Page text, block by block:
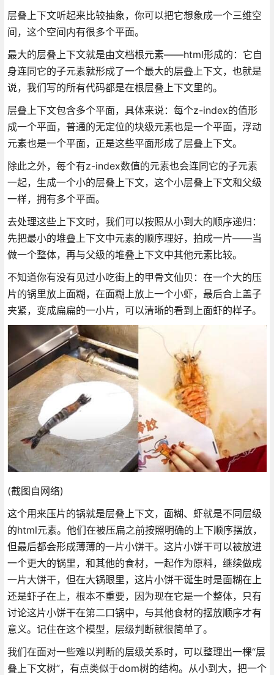
层叠上下文听起来比较抽象，你可以把它想象成一个三维空
间，这个空间内有很多个平面。
最大的层叠上下文就是由文档根元素——html形成的：它自
身连同它的子元素就形成了一个最大的层叠上下文，也就是
说，我们写的所有代码都是在根层叠上下文里的。
层叠上下文包含多个平面，具体来说：每个z-index的值形
成一个平面，普通的无定位的块级元素也是一个平面，浮动
元素也是一个平面，正是这些平面形成了层叠上下文。
除此之外，每个有z-index数值的元素也会连同它的子元素
一起，生成一个小的层叠上下文，这个小层叠上下文和父级
一样，拥有多个平面。
去处理这些上下文时，我们可以按照从小到大的顺序递归：
先把最小的堆叠上下文中元素的顺序理好，拍成一片——当
做一个整体，再与父级的堆叠上下文中其他元素比较。
不知道你有没有见过小吃街上的甲骨文仙贝：在一个大的压
片的锅里放上面糊，在面糊上放上一个小虾，最后合上盖子
夹紧，变成扁扁的一小片，可以清晰的看到上面虾的样子。
(截图自网络)
这个用来压片的锅就是层叠上下文，面糊、虾就是不同层级
的html元素。他们在被压扁之前按照明确的上下顺序摆放，
但最后都会形成薄薄的一片小饼干。这片小饼干可以被放进
一个更大的锅里，和其他的食材，一起作为原料，继续做成
一片大饼干，但在大锅眼里，这片小饼干诞生时是面糊在上
还是虾子在上，根本不重要，因为现在它是一个整体，只有
讨论这片小饼干在第二口锅中，与其他食材的摆放顺序才有
意义。记住在这个模型，层级判断就很简单了。
我们在面对一些难以判断的层级关系时，可以整理出一棵“层
叠上下文树”，有点类似于dom树的结构。从小到大，把一个